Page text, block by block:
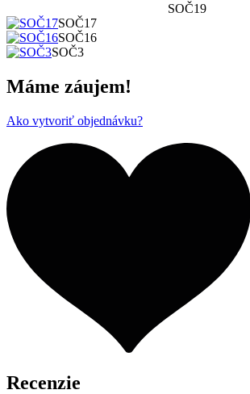
SOČ19
SOČ17
SOČ16
SOČ3
Máme záujem!
Ako vytvoriť objednávku?
Recenzie